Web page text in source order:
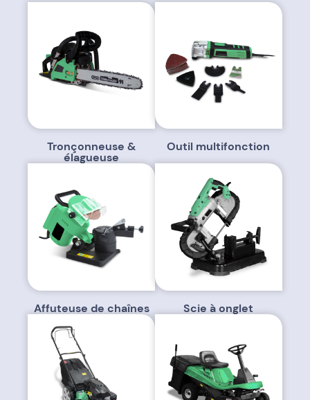
Tronçonneuse &
élagueuse
Outil multifonction
Affuteuse de chaînes Scie à onglet